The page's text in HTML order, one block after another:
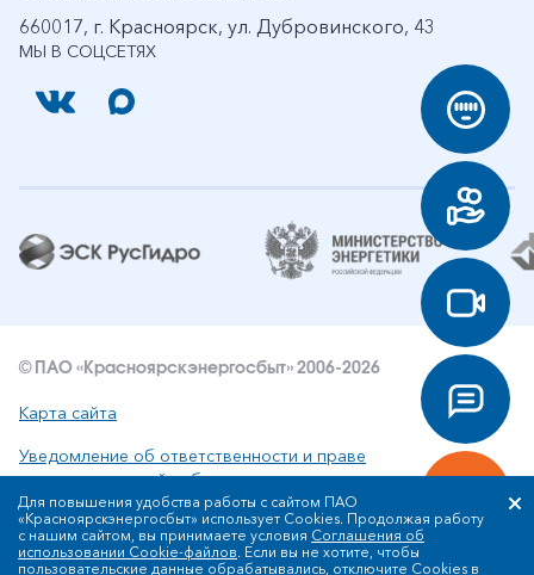
МЫ В СОЦСЕТЯХ
660017, г. Красноярск, ул. Дубровинского, 43
© ПАО «Красноярскэнергосбыт» 2006-2026
Карта сайта
Уведомление об ответственности и праве
интеллектуальной собственности
Политика ПАО «Красноярскэнергосбыт» в отношении
обработки персональных данных
Для повышения удобства работы с сайтом ПАО
«Красноярскэнергосбыт» использует Cookies. Продолжая работу
с нашим сайтом, вы принимаете условия Соглашения об
использовании Cookie-файлов. Если вы не хотите, чтобы
пользовательские данные обрабатывались, отключите Cookies в